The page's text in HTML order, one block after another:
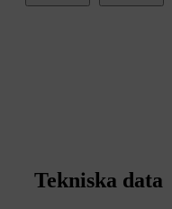
Tekniska data